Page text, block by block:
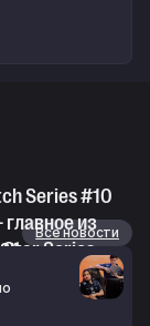
Series #10
из
Star Series
Все новости